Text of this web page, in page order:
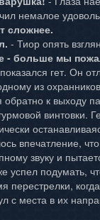
немалое
сложнее.
- Тиор опять
- больше мы
гет. Он
из
обратно к выходу
винтовки.
впечатление,
звуку и
успел подумать,
перестрелки,
с места в их